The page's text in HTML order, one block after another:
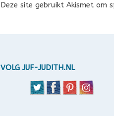
Deze site gebruikt Akismet om
VOLG JUF-JUDITH.NL